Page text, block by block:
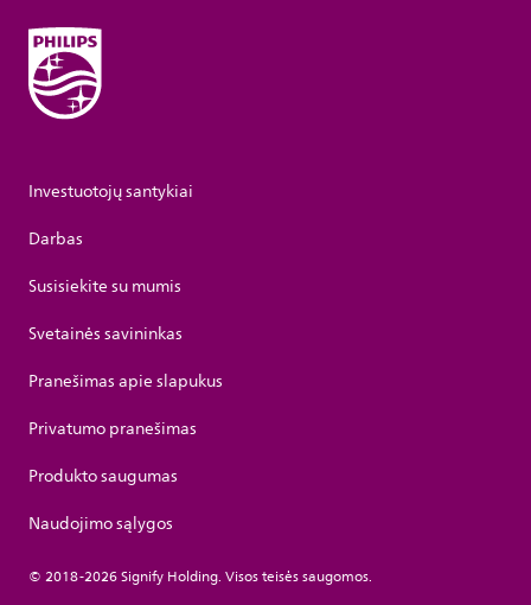
Investuotojų santykiai
Darbas
Susisiekite su mumis
Svetainės savininkas
Pranešimas apie slapukus
Privatumo pranešimas
Produkto saugumas
Naudojimo sąlygos
© 2018-2026 Signify Holding. Visos teisės saugomos.